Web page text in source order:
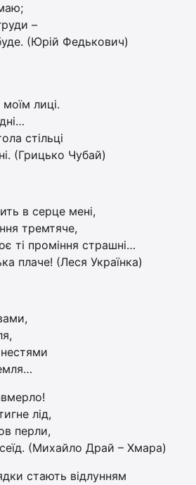
–
(Юрій Федькович)
лиці.
стільці
(Грицько Чубай)
в серце мені,
тремтяче,
ті проміння страшні…
плаче! (Леся Українка)
нестями
лід,
перли,
(Михайло Драй – Хмара)
стають відлунням